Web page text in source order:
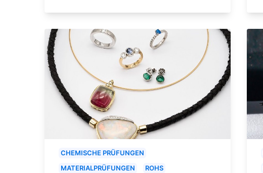
CHEMISCHE PRÜFUNGEN
MATERIALPRÜFUNGEN
ROHS